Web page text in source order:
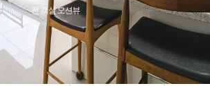
전 객실 오션뷰